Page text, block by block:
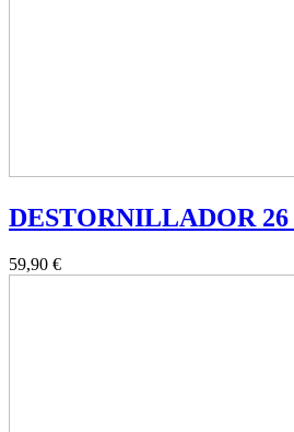
DESTORNILLADOR
59,90 €